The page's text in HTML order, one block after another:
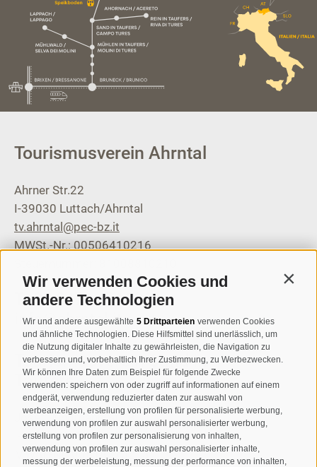
Wir verwenden Cookies und
andere Technologien
Wir und andere ausgewählte 5 Drittparteien verwenden Cookies
und ähnliche Technologien. Diese Hilfsmittel sind unerlässlich, um
die Nutzung digitaler Inhalte zu gewährleisten, die Navigation zu
verbessern und, vorbehaltlich Ihrer Zustimmung, zu Werbezwecken.
Wir können Ihre Daten zum Beispiel für folgende Zwecke
verwenden: speichern von oder zugriff auf informationen auf einem
endgerät, verwendung reduzierter daten zur auswahl von
werbeanzeigen, erstellung von profilen für personalisierte werbung,
verwendung von profilen zur auswahl personalisierter werbung,
erstellung von profilen zur personalisierung von inhalten,
verwendung von profilen zur auswahl personalisierter inhalte,
messung der werbeleistung, messung der performance von inhalten,
Tourismusverein Ahrntal
Ahrner Str.22
I-39030 Luttach/Ahrntal
tv.ahrntal@pec-bz.it
MWSt.-Nr.: 00506410216
T+39 0474 671136
info@ahrntal.it
Tourismusverein Sand in
Taufers
Josef-Jungmann-Str. 8
I-39032 Sand in Taufers
MWSt.-Nr: 00518320213